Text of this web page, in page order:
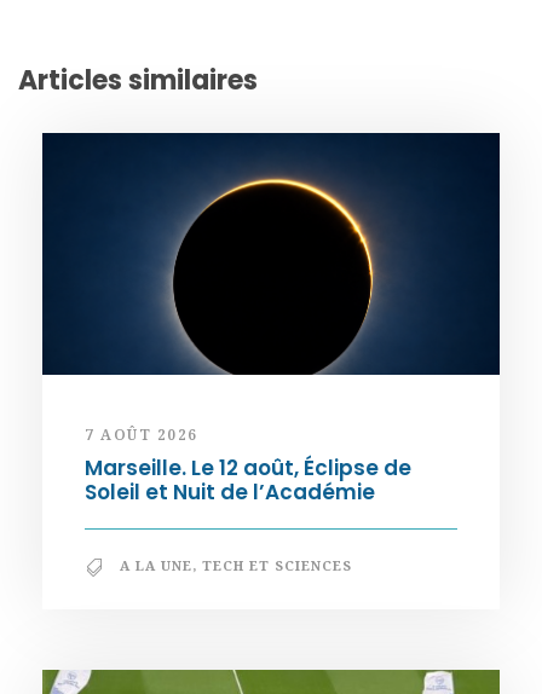
Articles similaires
7 AOÛT 2026
Marseille. Le 12 août, Éclipse de
Soleil et Nuit de l’Académie
A LA UNE, TECH ET SCIENCES